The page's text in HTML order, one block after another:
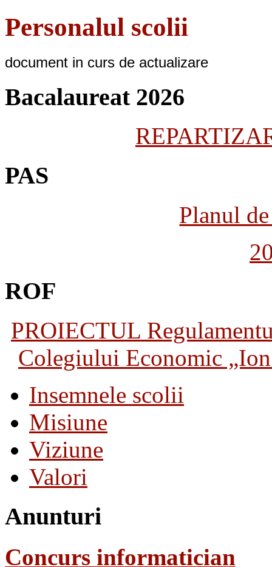
Personalul scolii
document in curs de actualizare
Bacalaureat 2026
PAS
Planul
ROF
PROIECTUL
Colegiului Economic
Insemnele scolii
Misiune
Viziune
Valori
Anunturi
Concurs informatician